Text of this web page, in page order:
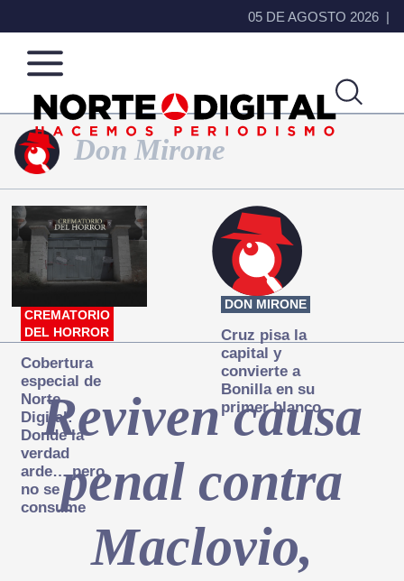
05 DE AGOSTO 2026
Norte
de
Ciudad
Juárez
Más
que
noticias,
hacemos periodismo
Don Mirone
CREMATORIO
DEL HORROR
Cobertura
especial de
Norte
Digital:
Donde la
verdad
arde… pero
no se
consume
DON MIRONE
Cruz pisa la
capital y
convierte a
Bonilla en su
primer blanco
Reviven causa
penal contra
Maclovio,